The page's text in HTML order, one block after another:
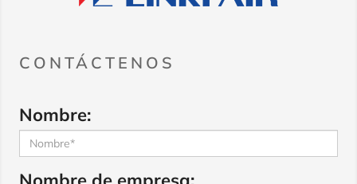
CONTÁCTENOS
Nombre: